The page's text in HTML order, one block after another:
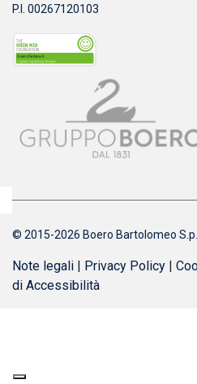
P.I. 00267120103
© 2015-2026 Boero Bartolomeo
Note legali | Privacy Policy |
di Accessibilità